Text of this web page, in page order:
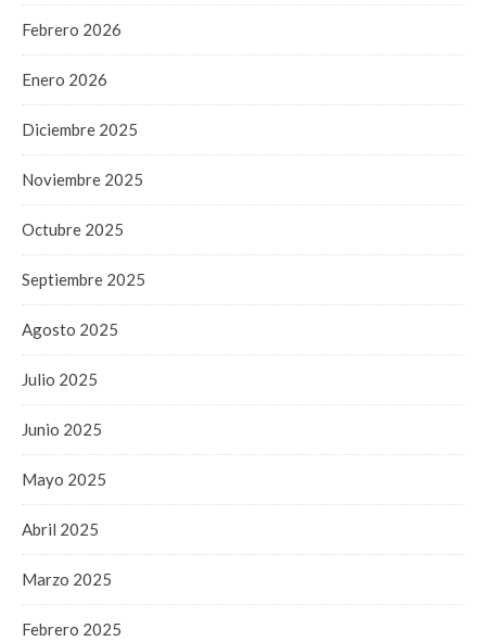
Febrero 2026
Enero 2026
Diciembre 2025
Noviembre 2025
Octubre 2025
Septiembre 2025
Agosto 2025
Julio 2025
Junio 2025
Mayo 2025
Abril 2025
Marzo 2025
Febrero 2025